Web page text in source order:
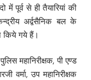
पूर्व से ही तैयारियां की
अर्द्वसैनिक बल के
किये गये हैं।
महानिरीक्षक, पी एण्ड
वर्मा, उप महानिरीक्षक